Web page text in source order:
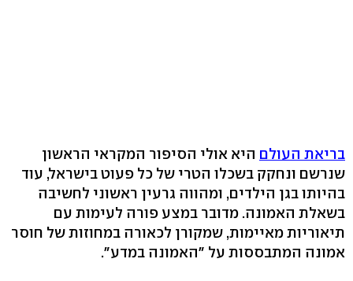
בריאת העולם היא אולי הסיפור המקראי הראשון
שנרשם ונחקק בשכלו הטרי של כל פעוט בישראל, עוד
בהיותו בגן הילדים, ומהווה גרעין ראשוני לחשיבה
בשאלת האמונה. מדובר במצע פורה לעימות עם
תיאוריות מאיימות, שמקורן לכאורה במחוזות של חוסר
אמונה המתבססות על "האמונה במדע".